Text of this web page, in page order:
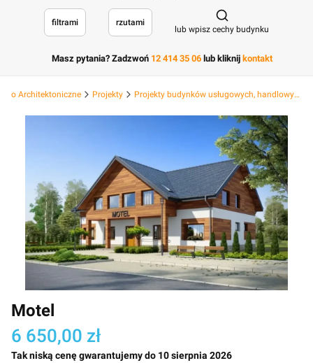
filtrami rzutami
Otwórz
lub wpisz cechy budynku
Masz pytania? Zadzwoń 12 414 35 06 lub kliknij kontakt
Architektoniczne Projekty Projekty budynków usługowych, handlowych hotelowych, deweloperskich i hal
Motel
6 650,00 zł
Tak niską cenę gwarantujemy do 10 sierpnia 2026